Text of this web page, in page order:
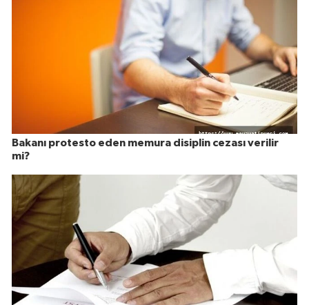
Bakanı protesto eden memura disiplin cezası verilir
mi?